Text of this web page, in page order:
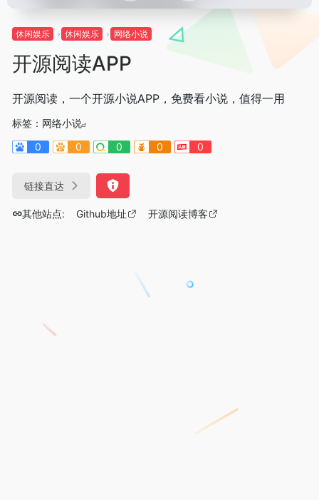
休闲娱乐 休闲娱乐 网络小说
开源阅读APP
开源阅读，一个开源小说APP，免费看小说，值得一用
标签： 网络小说
0
0 0 0 0
链接直达
其他站点: Github地址 开源阅读博客